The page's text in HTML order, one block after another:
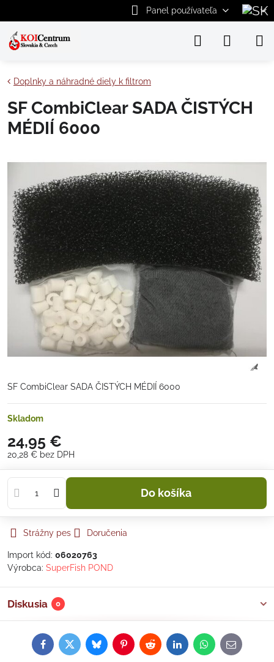
Panel používateľa
Doplnky a náhradné diely k filtrom
SF CombiClear SADA ČISTÝCH
MÉDIÍ 6000
SF CombiClear SADA ČISTÝCH MÉDIÍ 6000
Skladom
24,95 €
20,28 € bez DPH
Do košíka
Strážny pes Doručenia
Import kód: 06020763
Výrobca: SuperFish POND
Diskusia 0
FacebookTwitterBlueskyPinterestRedditLinkedInWhatsApp
E-
mail